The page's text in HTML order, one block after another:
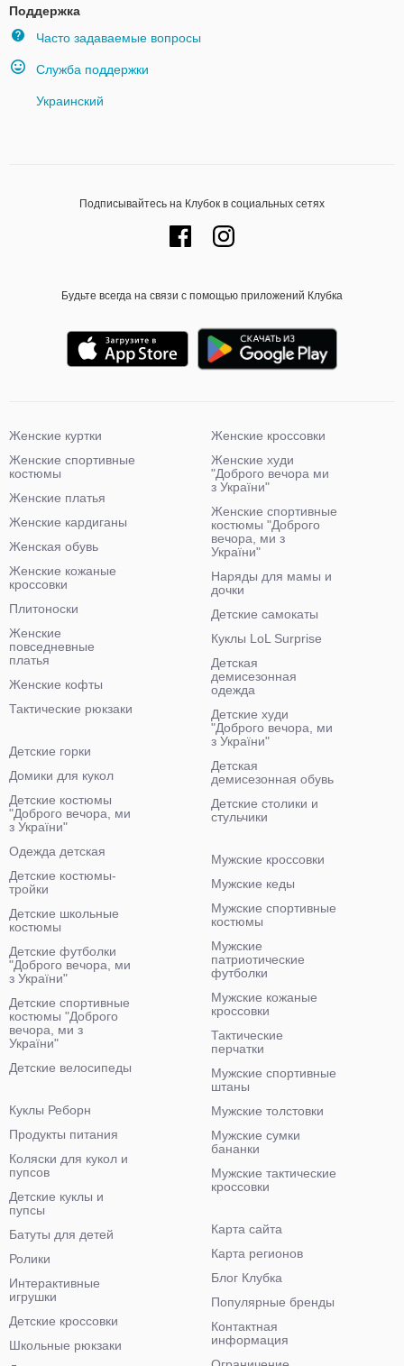
Поддержка
Часто задаваемые вопросы
Служба поддержки
Украинский
Подписывайтесь на Клубок в социальных сетях
Будьте всегда на связи с помощью приложений Клубка
Женские куртки
Женские спортивные
костюмы
Женские платья
Женские кардиганы
Женская обувь
Женские кожаные
кроссовки
Плитоноски
Женские
повседневные
платья
Женские кофты
Тактические рюкзаки
Женские кроссовки
Женские худи
"Доброго вечора ми
з України"
Женские спортивные
костюмы "Доброго
вечора, ми з
України"
Наряды для мамы и
дочки
Детские самокаты
Куклы LoL Surprise
Детская
демисезонная
одежда
Детские худи
"Доброго вечора, ми
з України"
Детская
демисезонная обувь
Детские столики и
стульчики
Детские горки
Домики для кукол
Детские костюмы
"Доброго вечора, ми
з України"
Одежда детская
Детские костюмы-
тройки
Детские школьные
костюмы
Детские футболки
"Доброго вечора, ми
з України"
Детские спортивные
костюмы "Доброго
вечора, ми з
України"
Детские велосипеды
Мужские кроссовки
Мужские кеды
Мужские спортивные
костюмы
Мужские
патриотические
футболки
Мужские кожаные
кроссовки
Тактические
перчатки
Мужские спортивные
штаны
Мужские толстовки
Мужские сумки
бананки
Мужские тактические
кроссовки
Куклы Реборн
Продукты питания
Коляски для кукол и
пупсов
Детские куклы и
пупсы
Батуты для детей
Ролики
Интерактивные
игрушки
Детские кроссовки
Школьные рюкзаки
Карта сайта
Карта регионов
Блог Клубка
Популярные бренды
Контактная
информация